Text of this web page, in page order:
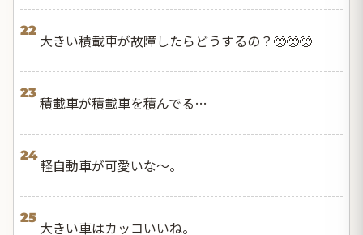
22
大きい積載車が故障したらどうするの？🥺🥺🥺
23
積載車が積載車を積んでる…
24
軽自動車が可愛いな〜。
25
大きい車はカッコいいね。